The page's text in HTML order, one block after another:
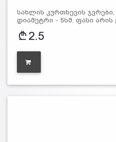
სახლის კურთხევის ჯვრები,
დიამეტრი - 5სმ. ფასი არის
2.5